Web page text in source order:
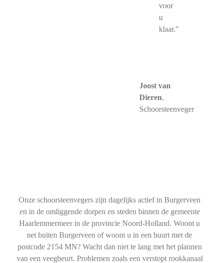
voor
u
klaar."
Joost van
Dieren,
Schoorsteenveger
Onze schoorsteenvegers zijn dagelijks actief in Burgerveen
en in de omliggende dorpen en steden binnen de gemeente
Haarlemmermeer in de provincie Noord-Holland. Woont u
net buiten Burgerveen of woont u in een buurt met de
postcode 2154 MN? Wacht dan niet te lang met het plannen
van een veegbeurt. Problemen zoals een verstopt rookkanaal